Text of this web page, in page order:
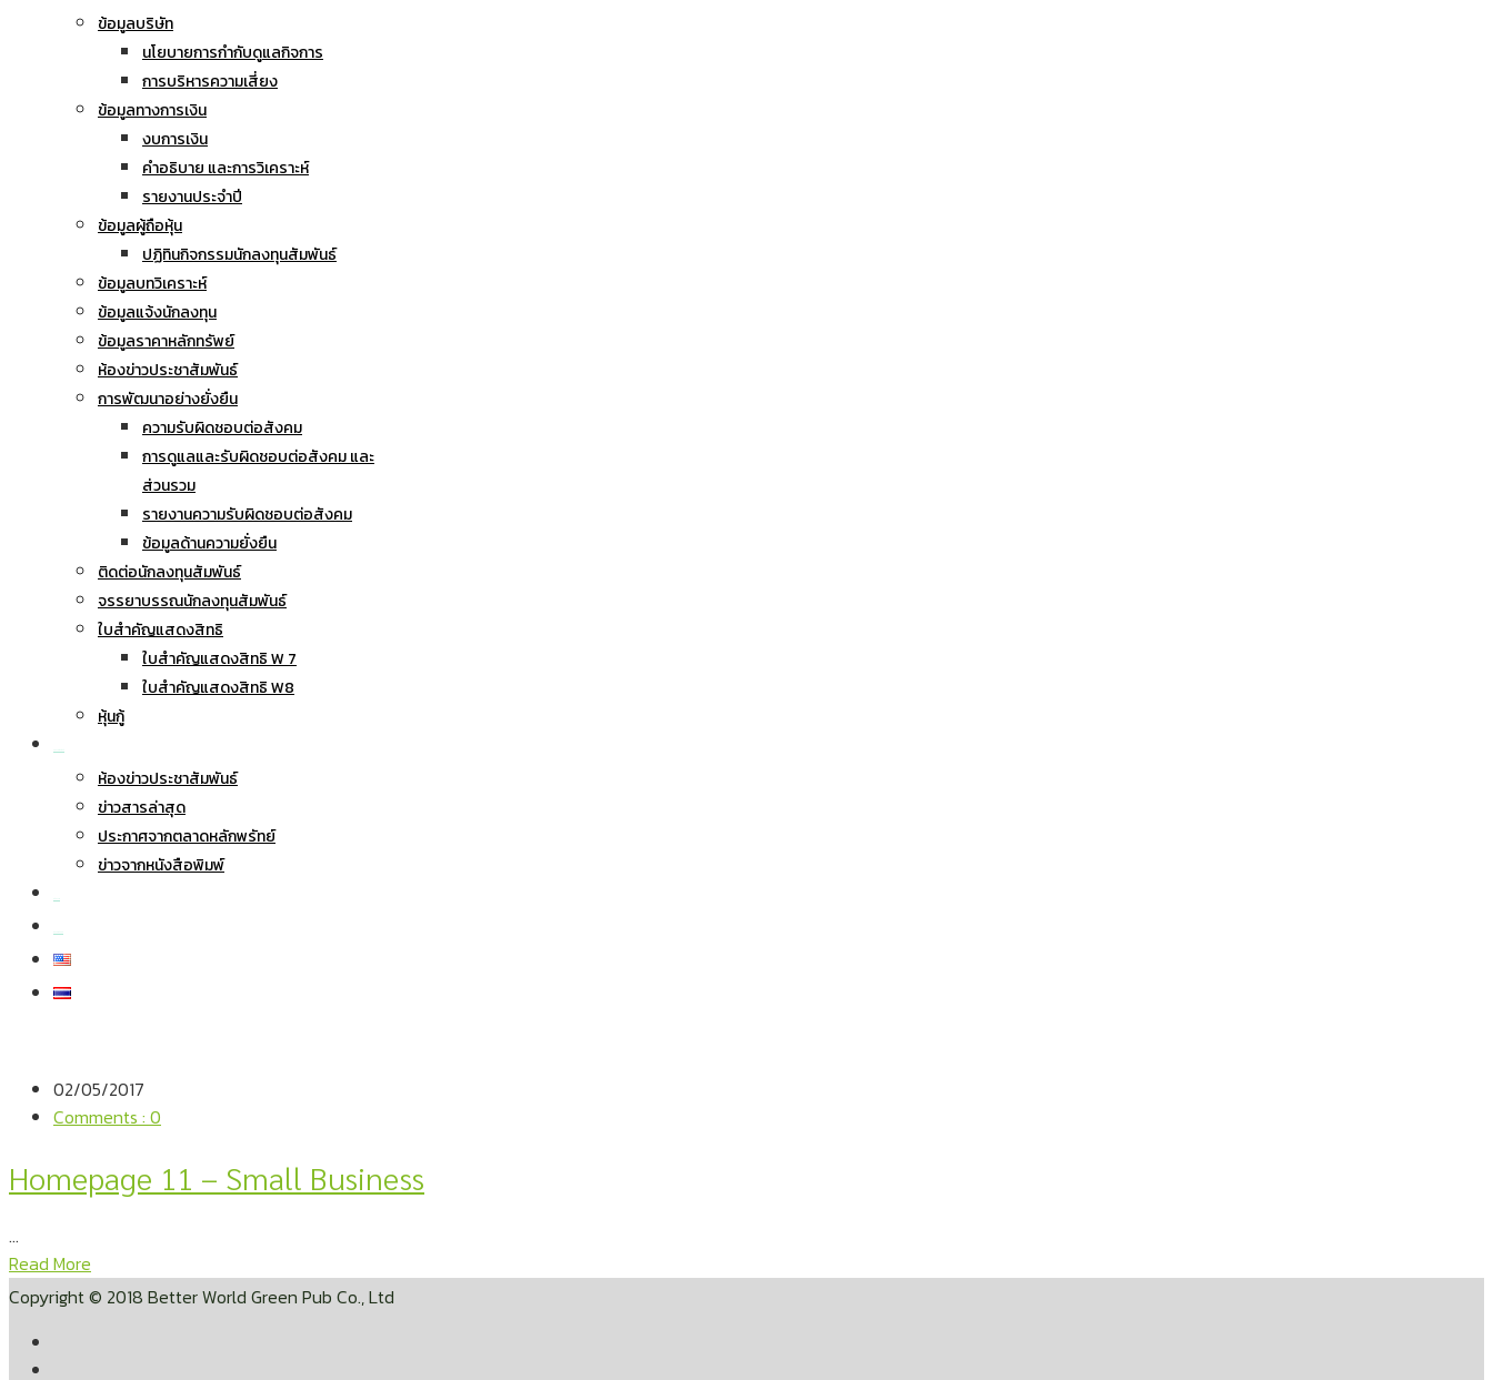
ข้อมูลบริษัท
นโยบายการกำกับดูแลกิจการ
การบริหารความเสี่ยง
ข้อมูลทางการเงิน
งบการเงิน
คำอธิบาย และการวิเคราะห์
รายงานประจำปี
ข้อมูลผู้ถือหุ้น
ปฏิทินกิจกรรมนักลงทุนสัมพันธ์
ข้อมูลบทวิเคราะห์
ข้อมูลแจ้งนักลงทุน
ข้อมูลราคาหลักทรัพย์
ห้องข่าวประชาสัมพันธ์
การพัฒนาอย่างยั่งยืน
ความรับผิดชอบต่อสังคม
การดูแลและรับผิดชอบต่อสังคม และ
ส่วนรวม
รายงานความรับผิดชอบต่อสังคม
ข้อมูลด้านความยั่งยืน
ติดต่อนักลงทุนสัมพันธ์
จรรยาบรรณนักลงทุนสัมพันธ์
ใบสำคัญแสดงสิทธิ
ใบสำคัญแสดงสิทธิ W 7
ใบสำคัญแสดงสิทธิ W8
หุ้นกู้
ห้องข่าวประชาสัมพันธ์
ข่าวสารล่าสุด
ประกาศจากตลาดหลักพรัทย์
ข่าวจากหนังสือพิมพ์
02/05/2017
Comments : 0
Homepage 11 – Small Business
...
Read More
Copyright © 2018 Better World Green Pub Co., Ltd